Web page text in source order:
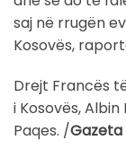
saj në rrugën
Kosovës,
Drejt Francës
i Kosovës,
Paqes. /Gazeta